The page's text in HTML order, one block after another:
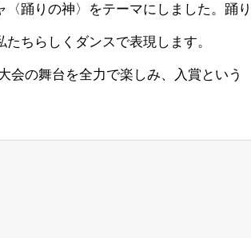
踊りの神〉をテーマにしました。踊り
ちらしくダンスで表現します。
会の舞台を全力で楽しみ、入賞という